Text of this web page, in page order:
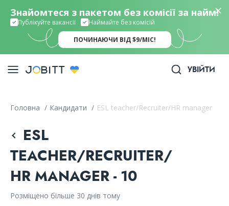
Знайомтеся з пакетом без комісії за найм!
Публікуйте вакансії Наймайте без комісій
ПОЧИНАЮЧИ ВІД $9/МІС!
УВІЙТИ
Головна / Кандидати / ESL teacher/Recruiter/HR manager
ESL
TEACHER/RECRUITER/
HR MANAGER - 10
Розміщено більше 30 днів тому